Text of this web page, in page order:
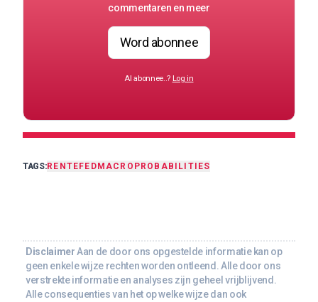
commentaren en meer
Word abonnee
Al abonnee..? Log in
TAGS:RENTE FED MACRO PROBABILITIES
Disclaimer Aan de door ons opgestelde informatie kan op
geen enkele wijze rechten worden ontleend. Alle door ons
verstrekte informatie en analyses zijn geheel vrijblijvend.
Alle consequenties van het op welke wijze dan ook